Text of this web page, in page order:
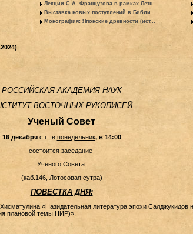
Лекции С.А. Французова в рамках Летн...
Выставка новых поступлений в Библи...
Монография: Японские древности (ист...
РОССИЙСКАЯ АКАДЕМИЯ НАУК
ВОСТОЧНЫХ РУКОПИСЕЙ
Ученый Совет
16 декабря с.г., в понедельник, в 14:00
состоится заседание
Ученого Совета
(каб.146, Лотосовая сутра)
ПОВЕСТКА ДНЯ:
«Назидательная литература эпохи Салджукидов
плановой темы НИР)».